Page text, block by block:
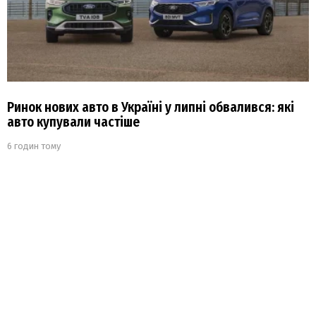
Ринок нових авто в Україні у липні обвалився: які
авто купували частіше
6 годин тому